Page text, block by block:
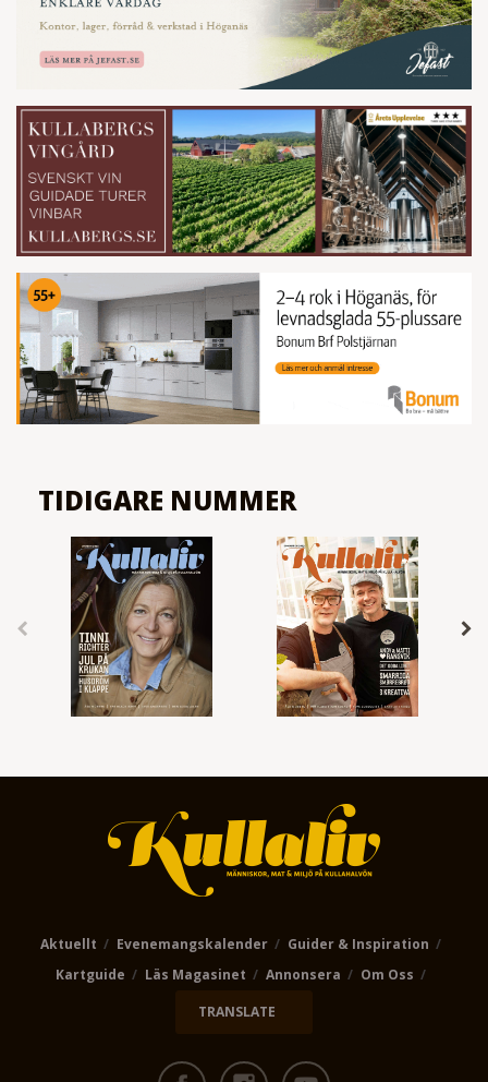
TIDIGARE NUMMER
Aktuellt Evenemangskalender
Guider & Inspiration
Kartguide
Läs Magasinet Annonsera
Om Oss
TRANSLATE